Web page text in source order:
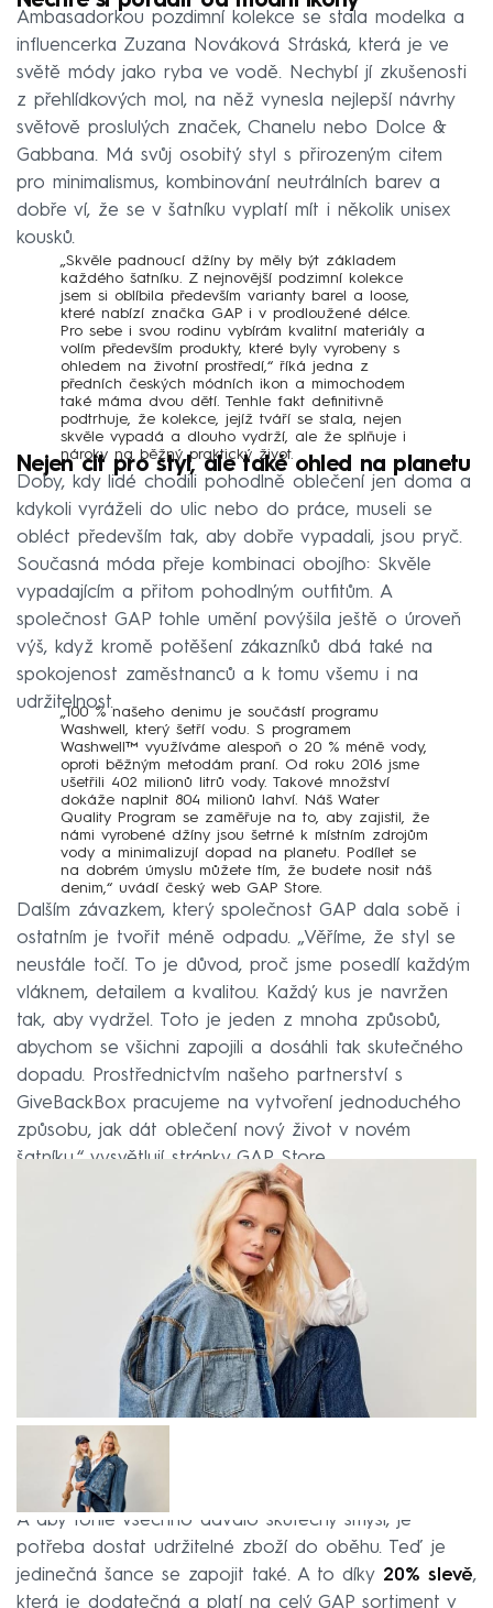
Společnost GAP je známá také svým ohledem na
férové pracovní podmínky pro své zaměstnance,
důraz klade především na bezpečnost práce...
zdroj: gapstore.cz
Ambasadorkou pozdimní kolekce se stala modelka a
influencerka Zuzana Nováková Stráská, která je ve
světě módy jako ryba ve vodě. Nechybí jí zkušenosti
z přehlídkových mol, na něž vynesla nejlepší návrhy
světově proslulých značek, Chanelu nebo Dolce &
Gabbana. Má svůj osobitý styl s přirozeným citem
pro minimalismus, kombinování neutrálních barev a
dobře ví, že se v šatníku vyplatí mít i několik unisex
kousků.
„Skvěle padnoucí džíny by měly být základem
každého šatníku. Z nejnovější podzimní kolekce
jsem si oblíbila především varianty barel a loose,
které nabízí značka GAP i v prodloužené délce.
Pro sebe i svou rodinu vybírám kvalitní materiály a
volím především produkty, které byly vyrobeny s
ohledem na životní prostředí,“ říká jedna z
předních českých módních ikon a mimochodem
také máma dvou dětí. Tenhle fakt definitivně
podtrhuje, že kolekce, jejíž tváří se stala, nejen
skvěle vypadá a dlouho vydrží, ale že splňuje i
nároky na běžný praktický život.
Nejen cit pro styl, ale také ohled na planetu
Doby, kdy lidé chodili pohodlně oblečení jen doma a
kdykoli vyráželi do ulic nebo do práce, museli se
obléct především tak, aby dobře vypadali, jsou pryč.
Současná móda přeje kombinaci obojího: Skvěle
vypadajícím a přitom pohodlným outfitům. A
společnost GAP tohle umění povýšila ještě o úroveň
výš, když kromě potěšení zákazníků dbá také na
spokojenost zaměstnanců a k tomu všemu i na
udržitelnost.„100 % našeho denimu je součástí programu
Washwell, který šetří vodu. S programem
Washwell™ využíváme alespoň o 20 % méně vody,
oproti běžným metodám praní. Od roku 2016 jsme
ušetřili 402 milionů litrů vody. Takové množství
dokáže naplnit 804 milionů lahví. Náš Water
Quality Program se zaměřuje na to, aby zajistil, že
námi vyrobené džíny jsou šetrné k místním zdrojům
vody a minimalizují dopad na planetu. Podílet se
na dobrém úmyslu můžete tím, že budete nosit náš
denim,“ uvádí český web GAP Store.
Dalším závazkem, který společnost GAP dala sobě i
ostatním je tvořit méně odpadu. „Věříme, že styl se
neustále točí. To je důvod, proč jsme posedlí každým
vláknem, detailem a kvalitou. Každý kus je navržen
tak, aby vydržel. Toto je jeden z mnoha způsobů,
abychom se všichni zapojili a dosáhli tak skutečného
dopadu. Prostřednictvím našeho partnerství s
GiveBackBox pracujeme na vytvoření jednoduchého
způsobu, jak dát oblečení nový život v novém
šatníku,“ vysvětlují stránky GAP Store.
A aby tohle všechno dávalo skutečný smysl, je
potřeba dostat udržitelné zboží do oběhu. Teď je
jedinečná šance se zapojit také. A to díky 20% slevě,
která je dodatečná a platí na celý GAP sortiment v